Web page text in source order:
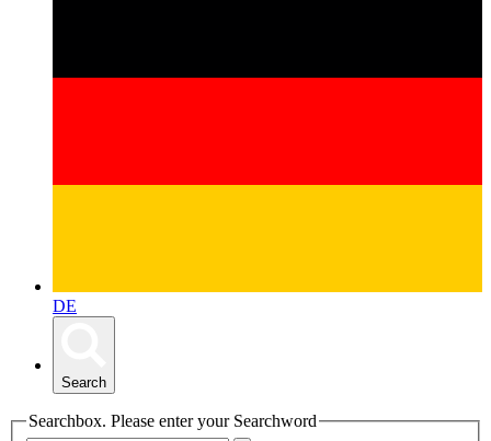
DE
Search
Searchbox. Please enter your Searchword